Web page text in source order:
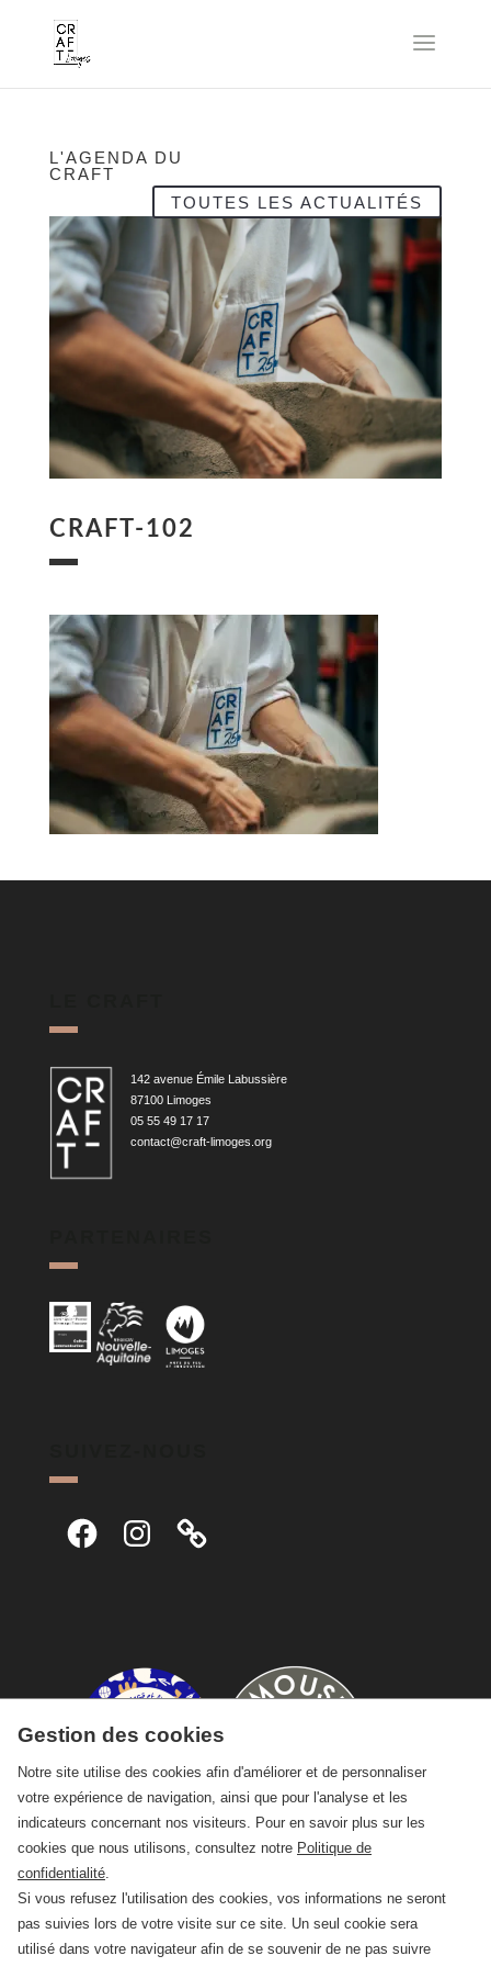
L'AGENDA DU
CRAFT
TOUTES LES ACTUALITÉS
CRAFT-102
142 avenue Émile Labussière
87100 Limoges
05 55 49 17 17
contact@craft-limoges.org
FacebookInstagram
Gestion des cookies
Notre site utilise des cookies afin d'améliorer et de personnaliser
votre expérience de navigation, ainsi que pour l'analyse et les
indicateurs concernant nos visiteurs. Pour en savoir plus sur les
cookies que nous utilisons, consultez notre Politique de
confidentialité
Si vous refusez l'utilisation des cookies, vos informations ne seront
pas suivies lors de votre visite sur ce site. Un seul cookie sera
utilisé dans votre navigateur afin de se souvenir de ne pas suivre